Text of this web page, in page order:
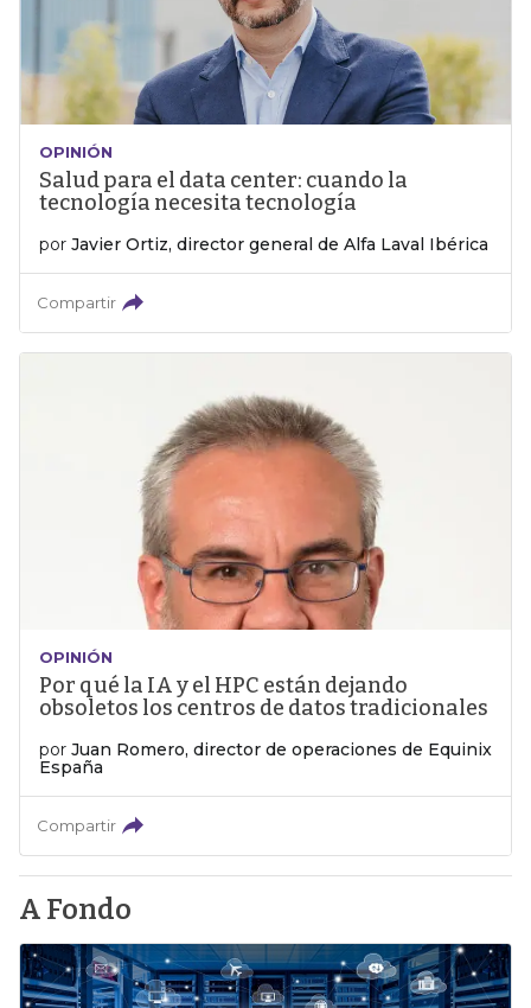
OPINIÓN
Salud para el data center: cuando la
tecnología necesita tecnología
por Javier Ortiz, director general de Alfa Laval Ibérica
Compartir
OPINIÓN
Por qué la IA y el HPC están dejando
obsoletos los centros de datos tradicionales
por Juan Romero, director de operaciones de Equinix
España
Compartir
A Fondo